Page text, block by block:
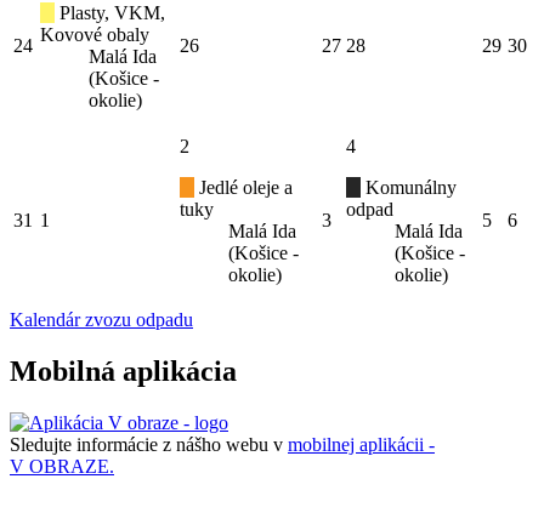
24
Plasty, VKM,
Kovové obaly
Malá Ida
(Košice -
okolie)
26 27 28 29 30
31 1
2
Jedlé oleje a
tuky
Malá Ida
(Košice -
okolie)
3
4
Komunálny
odpad
Malá Ida
(Košice -
okolie)
5 6
Kalendár zvozu odpadu
Mobilná aplikácia
Sledujte informácie z nášho webu v mobilnej aplikácii -
V OBRAZE.